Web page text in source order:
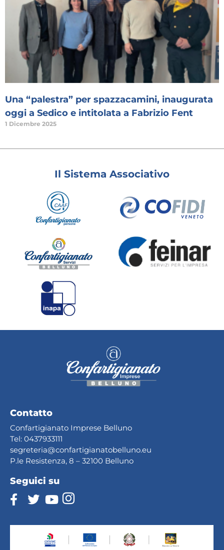
Una “palestra” per spazzacamini, inaugurata
oggi a Sedico e intitolata a Fabrizio Fent
1 Dicembre 2025
Il Sistema Associativo
Contatto
Confartigianato Imprese Belluno
Tel: 0437933111
segreteria@confartigianatobelluno.eu
P.le Resistenza, 8 – 32100 Belluno
Seguici su